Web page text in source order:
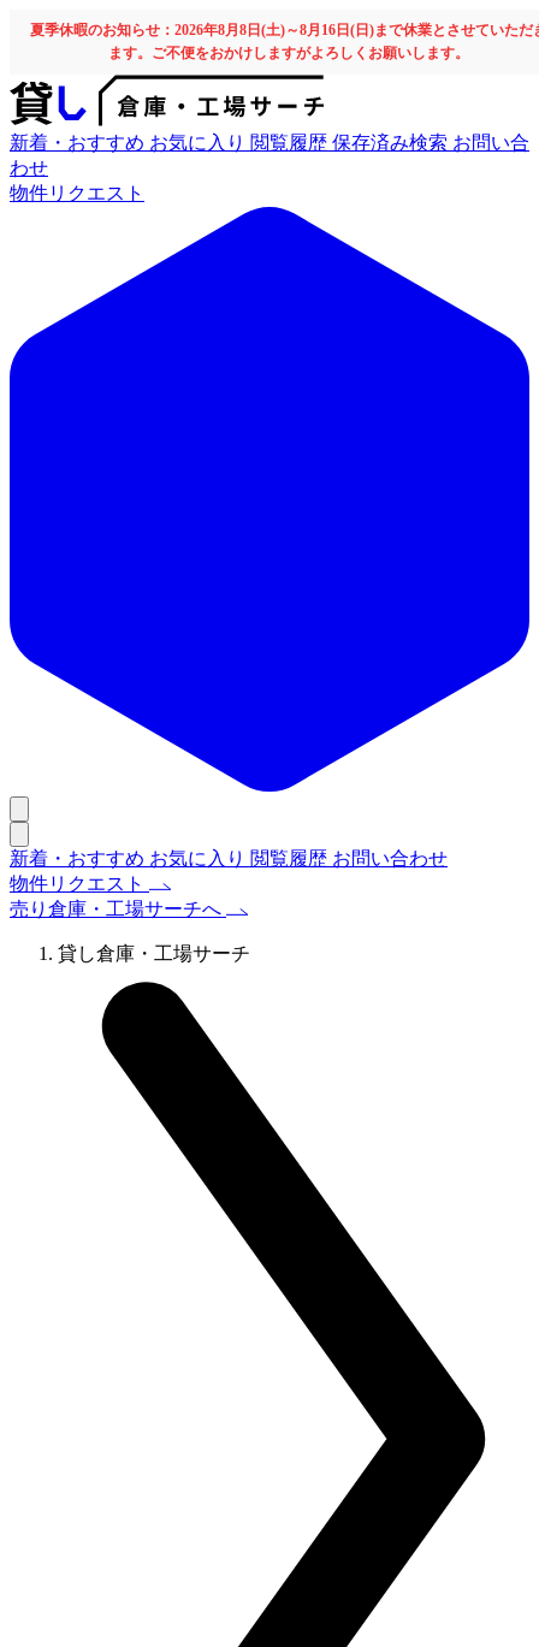
夏季休暇のお知らせ：2026年8月8日(土)～8月16日(日)まで休業とさせていただ
ます。ご不便をおかけしますがよろしくお願いします。
新着・おすすめ お気に入り 閲覧履歴 保存済み検索 お問い合
わせ
物件リクエスト
新着・おすすめ お気に入り 閲覧履歴 お問い合わせ
物件リクエスト
売り倉庫・工場サーチへ
貸し倉庫・工場サーチ